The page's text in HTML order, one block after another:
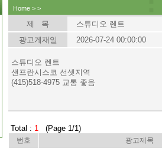
Home > >
제 목
스튜디오 렌트
광고게재일
2026-07-24 00:00:00
스튜디오 렌트
샌프란시스코 선셋지역
(415)518-4975 교통 좋음
Total : 1 (Page 1/1)
번호 광고제목